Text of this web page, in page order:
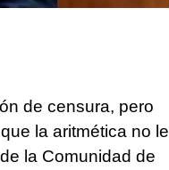
de censura, pero
la aritmética no le
la Comunidad de